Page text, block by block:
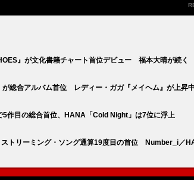
』が文化書籍チャート首位デビュー 福本大晴が続く
が総合アルバム首位 レディー・ガガ『メイヘム』が上昇中
5作目の総合首位、HANA「Cold Night」は7位に浮上
ストリーミング・ソング通算19度目の首位 Number_i／